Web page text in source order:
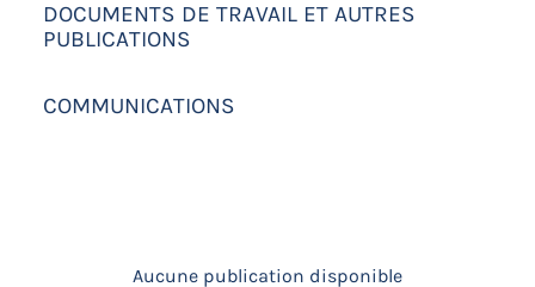
DOCUMENTS DE TRAVAIL ET AUTRES
PUBLICATIONS
COMMUNICATIONS
Aucune publication disponible